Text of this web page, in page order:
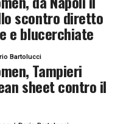
scontro diretto
e blucerchiate
Bartolucci
Tampieri
sheet contro il